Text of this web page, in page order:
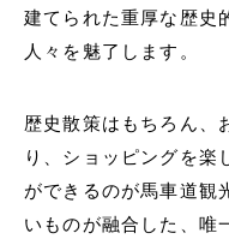
建てられた重厚な歴史
人々を魅了します。
歴史散策はもちろん、
り、ショッピングを楽
ができるのが馬車道観
いものが融合した、唯